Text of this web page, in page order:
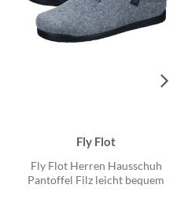
Fly Flot
Fly Flot Herren Hausschuh
Pantoffel Filz leicht bequem